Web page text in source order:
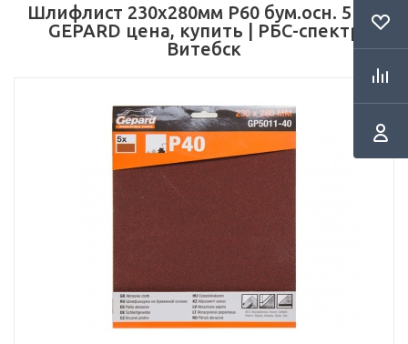
Шлифлист 230х280мм Р60 бум.осн. 5шт.
GEPARD цена, купить | РБС-спектр
Витебск